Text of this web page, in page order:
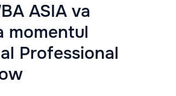
ASIA va
momentul
Professional